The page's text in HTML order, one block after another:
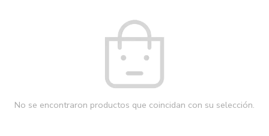
No se encontraron productos que coincidan con su selección.